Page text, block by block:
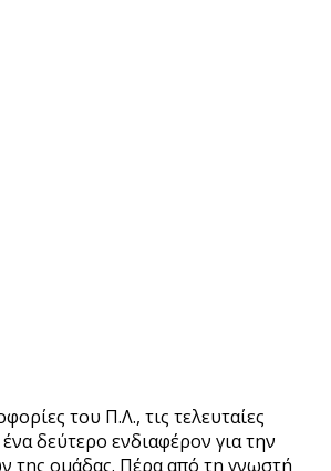
του Π.Λ., τις τελευταίες
δεύτερο ενδιαφέρον για την
της ομάδας. Πέρα από τη γνωστή